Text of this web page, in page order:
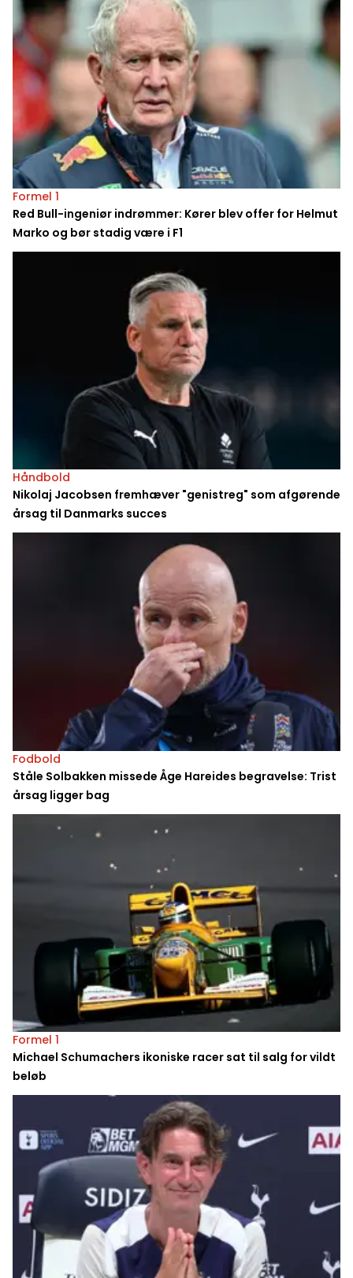
Formel 1
Red Bull-ingeniør indrømmer: Kører blev offer for Helmut
Marko og bør stadig være i F1
Håndbold
Nikolaj Jacobsen fremhæver "genistreg" som afgørende
årsag til Danmarks succes
Fodbold
Ståle Solbakken missede Åge Hareides begravelse: Trist
årsag ligger bag
Formel 1
Michael Schumachers ikoniske racer sat til salg for vildt
beløb